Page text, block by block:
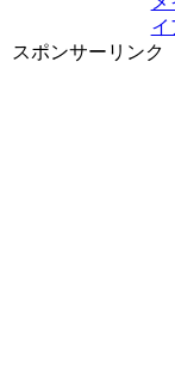
イ
スポンサーリンク